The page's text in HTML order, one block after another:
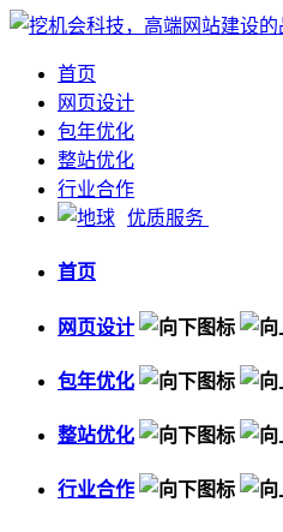
首页
网页设计
包年优化
整站优化
行业合作
优质服务
首页
网页设计
包年优化
整站优化
行业合作